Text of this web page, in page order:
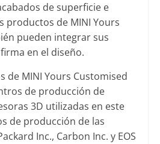
de superficie e
productos de MINI Yours
pueden integrar sus
en el diseño.
de MINI Yours Customised
de producción de
3D utilizadas en este
de producción de las
Inc., Carbon Inc. y EOS